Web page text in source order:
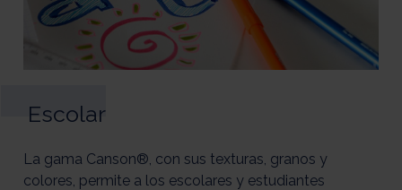
Escolar
La gama Canson®, con sus texturas, granos y
colores, permite a los escolares y estudiantes